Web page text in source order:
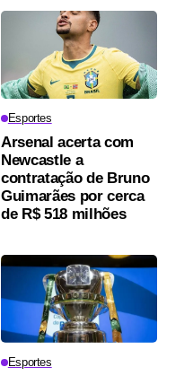
Esportes
Arsenal acerta com
Newcastle a
contratação de Bruno
Guimarães por cerca
de R$ 518 milhões
Esportes